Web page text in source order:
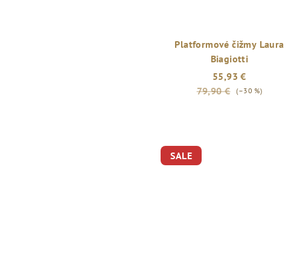
Platformové čižmy Laura
Biagiotti
55,93 €
79,90 €
(–30 %)
SALE